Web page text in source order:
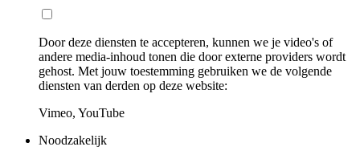
Door deze diensten te accepteren, kunnen we je video's of
andere media-inhoud tonen die door externe providers wordt
gehost. Met jouw toestemming gebruiken we de volgende
diensten van derden op deze website:
Vimeo, YouTube
Noodzakelijk